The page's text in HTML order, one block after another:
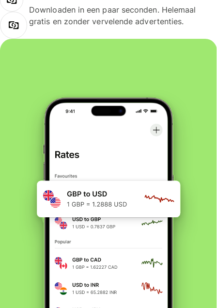
Downloaden in een paar seconden. Helemaal
gratis en zonder vervelende advertenties.